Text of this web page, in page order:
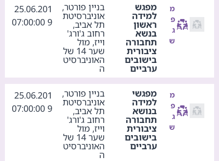
מ
פ
ג
ש
מפגש
למידה
ראשון
בנשא
תחבורה
ציבורית
בישובים
ערביים
בניין פורטר,
אוניברסיטת
תל אביב,
רחוב ג'ורג'
וייז, מול
שער 14 של
האוניברסיט
ה
25.06.201
9 07:00:00
מ
פ
ג
ש
מפגשי
למידה
בנושא
תחבורה
ציבורית
בישובים
ערביים
בניין פורטר,
אוניברסיטת
תל אביב,
רחוב ג'ורג'
וייז, מול
שער 14 של
האוניברסיט
ה
25.06.201
9 07:00:00